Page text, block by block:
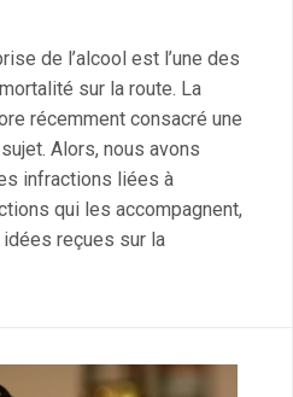
de l’alcool est l’une des
sur la route. La
récemment consacré une
Alors, nous avons
infractions liées à
qui les accompagnent,
reçues sur la